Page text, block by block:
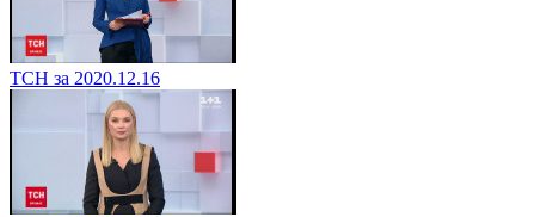
ТСН за 2020.12.16